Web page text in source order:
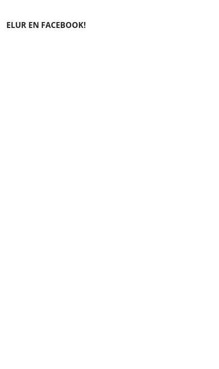
ELUR EN FACEBOOK!